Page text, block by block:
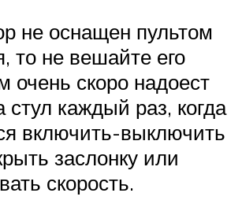
не оснащен пультом
то не вешайте его
очень скоро надоест
стул каждый раз, когда
включить-выключить
заслонку или
скорость.